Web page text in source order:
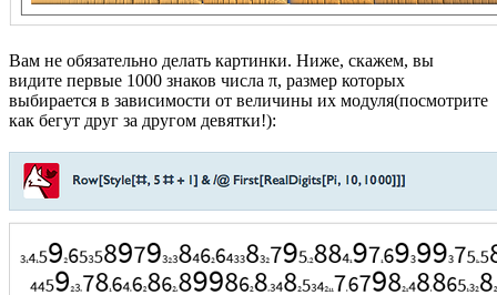
Вам не обязательно делать картинки. Ниже, скажем, вы
видите первые 1000 знаков числа π, размер которых
выбирается в зависимости от величины их модуля(посмотрите
как бегут друг за другом девятки!):